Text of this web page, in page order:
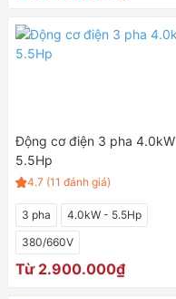
Động cơ điện 3 pha 4.0kW
5.5Hp
4.7 (11 đánh giá)
3 pha
4.0kW - 5.5Hp
380/660V
Từ 2.900.000₫